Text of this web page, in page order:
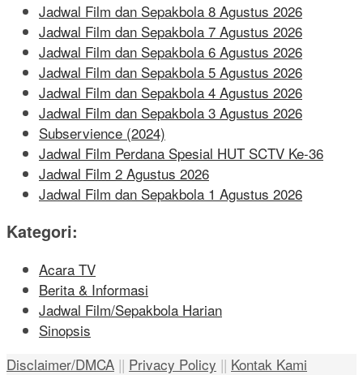
Jadwal Film dan Sepakbola 8 Agustus 2026
Jadwal Film dan Sepakbola 7 Agustus 2026
Jadwal Film dan Sepakbola 6 Agustus 2026
Jadwal Film dan Sepakbola 5 Agustus 2026
Jadwal Film dan Sepakbola 4 Agustus 2026
Jadwal Film dan Sepakbola 3 Agustus 2026
Subservience (2024)
Jadwal Film Perdana Spesial HUT SCTV Ke-36
Jadwal Film 2 Agustus 2026
Jadwal Film dan Sepakbola 1 Agustus 2026
Kategori:
Acara TV
Berita & Informasi
Jadwal Film/Sepakbola Harian
Sinopsis
Disclaimer/DMCA || Privacy Policy || Kontak Kami